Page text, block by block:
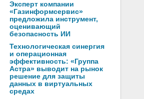
Эксперт компании
«Газинформсервис»
предложила инструмент,
оценивающий
безопасность ИИ
Технологическая синергия
и операционная
эффективность: «Группа
Астра» выводит на рынок
решение для защиты
данных в виртуальных
средах